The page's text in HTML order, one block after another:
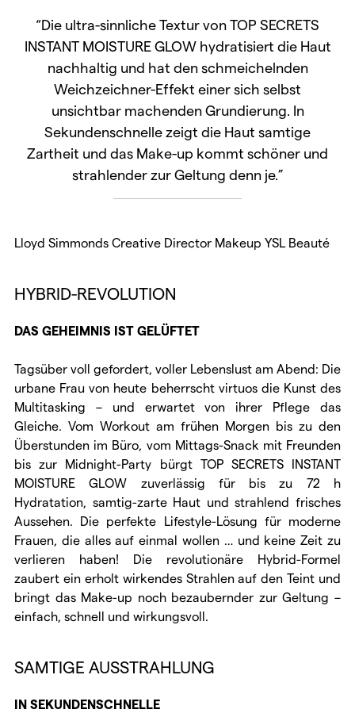
“Die ultra-sinnliche Textur von TOP SECRETS
INSTANT MOISTURE GLOW hydratisiert die Haut
nachhaltig und hat den schmeichelnden
Weichzeichner-Effekt einer sich selbst
unsichtbar machenden Grundierung. In
Sekundenschnelle zeigt die Haut samtige
Zartheit und das Make-up kommt schöner und
strahlender zur Geltung denn je.”
Lloyd Simmonds Creative Director Makeup YSL Beauté
HYBRID-REVOLUTION
DAS GEHEIMNIS IST GELÜFTET
Tagsüber voll gefordert, voller Lebenslust am Abend: Die
urbane Frau von heute beherrscht virtuos die Kunst des
Multitasking – und erwartet von ihrer Pflege das
Gleiche. Vom Workout am frühen Morgen bis zu den
Überstunden im Büro, vom Mittags-Snack mit Freunden
bis zur Midnight-Party bürgt TOP SECRETS INSTANT
MOISTURE GLOW zuverlässig für bis zu 72 h
Hydratation, samtig-zarte Haut und strahlend frisches
Aussehen. Die perfekte Lifestyle-Lösung für moderne
Frauen, die alles auf einmal wollen … und keine Zeit zu
verlieren haben! Die revolutionäre Hybrid-Formel
zaubert ein erholt wirkendes Strahlen auf den Teint und
bringt das Make-up noch bezaubernder zur Geltung –
einfach, schnell und wirkungsvoll.
SAMTIGE AUSSTRAHLUNG
IN SEKUNDENSCHNELLE